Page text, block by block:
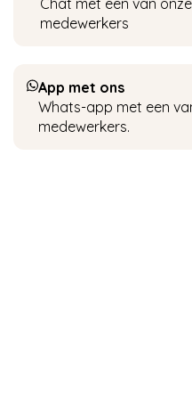
Chat met een van onze
medewerkers
App met ons
Whats-app met een
medewerkers.